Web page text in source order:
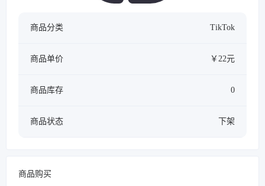
商品分类 TikTok
商品单价 ￥22元
商品库存 0
商品状态 下架
商品购买